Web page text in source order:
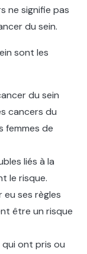
ne signifie pas
du sein.
sont les
du sein
cancers du
femmes de
liés à la
le risque.
ses règles
être un risque
qui ont pris ou